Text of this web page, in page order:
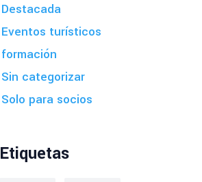
Destacada
Eventos turísticos
formación
Sin categorizar
Solo para socios
Etiquetas